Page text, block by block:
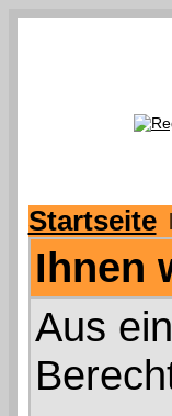
Startseite
Ihnen
Aus